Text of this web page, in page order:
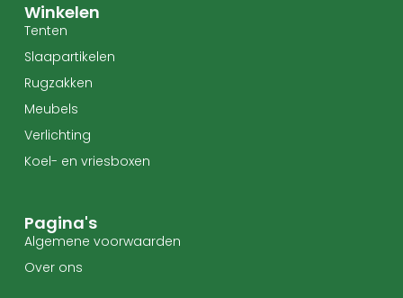
Winkelen
Tenten
Slaapartikelen
Rugzakken
Meubels
Verlichting
Koel- en vriesboxen
Pagina's
Algemene voorwaarden
Over ons